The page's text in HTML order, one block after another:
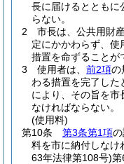
長に届けるとともに
らない。
2
市長は、公共用財
定にかかわらず、使
措置を命ずることが
3
使用者は、 前2項の
わる措置を完了した
により、その旨を市
なければならない。
(使用料)
第10条
第3条第1項の
料を市に納付しなけ
63年法律第108号)第